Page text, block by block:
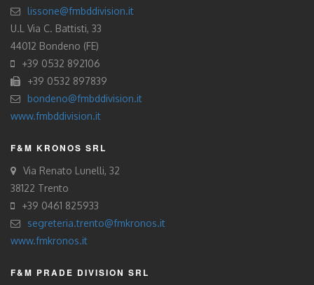
lissone@fmbddivision.it
U.L Via C. Battisti, 33
44012 Bondeno (FE)
+39 0532 892106
+39 0532 897839
bondeno@fmbddivision.it
www.fmbddivision.it
F&M KRONOS SRL
Via Renato Lunelli, 32
38122 Trento
+39 0461 825933
segreteria.trento@fmkronos.it
www.fmkronos.it
F&M PRADE DIVISION SRL